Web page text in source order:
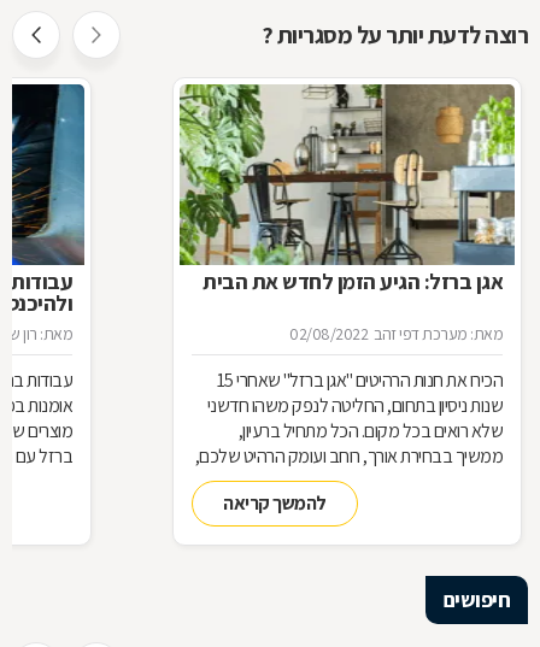
רוצה לדעת יותר על מסגריות ?
אגן ברזל: הגיע הזמן לחדש את הבית
מאת: מערכת דפי זהב 02/08/2022
הכירו את חנות הרהיטים ''אגן ברזל'' שאחרי 15
שנות ניסיון בתחום, החליטה לנפק משהו חדשני
שלא רואים בכל מקום. הכל מתחיל ברעיון,
ממשיך בבחירת אורך, רוחב ועומק הרהיט שלכם,
ממשיך בייצור מקורי ממיטב חומרי הגלם ומסתיים
ביצירת הפתרון המרשים והמעשי ביותר עבורכם
להמשך קריאה
עבודות
מאת: רון
עבודות
אומנות
מוצרים
ברזל עם
חיפושים